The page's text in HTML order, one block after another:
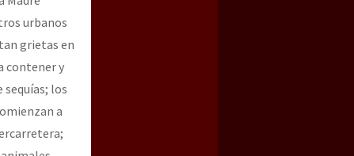
urbanos
grietas en
contener y
los
a